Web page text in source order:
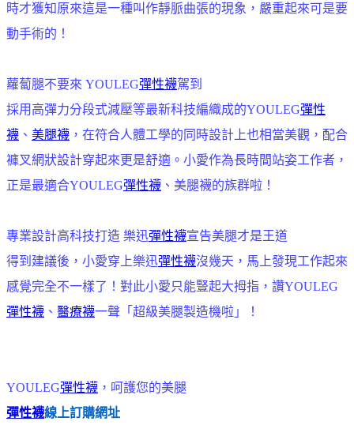
時才獲知原來這是一種叫作靜脈曲張的現象，嚴重起來可是要
動手術的！
蘿蔔腿不要來 YOULEG彈性襪駕到
採用高彈力分段式減壓等最新科技編織成的YOULEG彈性
襪 、 美腿襪 ，在符合人體工學的同時設計上也相當美觀，配合
褲叉網狀設計穿起來更是舒適。小愛作為長時間站姿工作者，
正是最適合YOULEG彈性襪 、美腿襪的族群啦！
專業設計高科技打造 樂迅彈性襪宣告美腿才是王道
得到建議後，小愛穿上樂迅彈性襪沒幾天，馬上發現工作起來
感覺完全不一樣了！對此小愛只能豎起大拇指，讚YOULEG
彈性襪 、 醫療襪一聲「超級美腿製造機啦」！
YOULEG彈性襪 ，呵護您的美腿
彈性襪線上訂購網址